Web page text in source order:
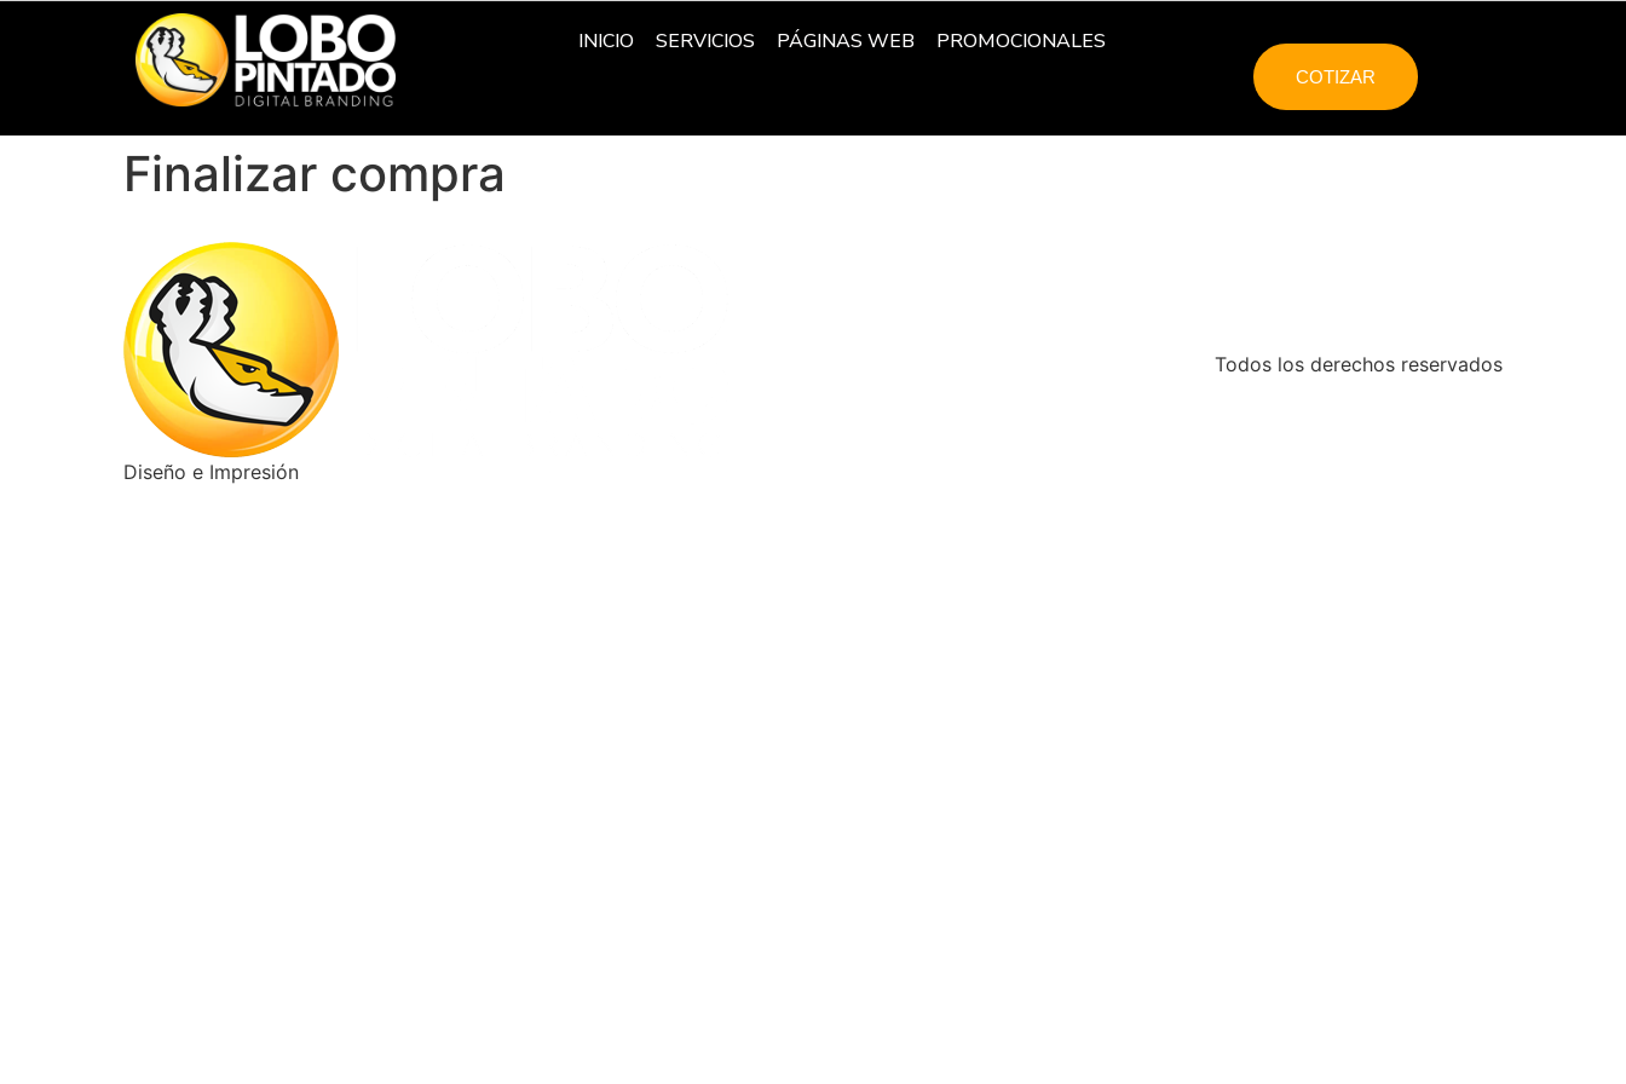
INICIO SERVICIOS PÁGINAS WEB PROMOCIONALES
COTIZAR
Finalizar compra
Diseño e Impresión
Todos los derechos reservados